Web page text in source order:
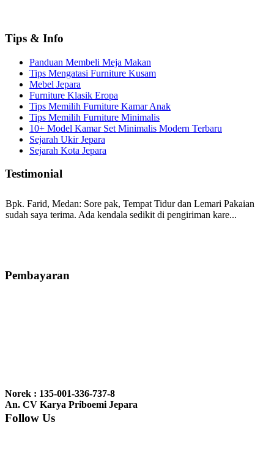
Tips & Info
Panduan Membeli Meja Makan
Tips Mengatasi Furniture Kusam
Mebel Jepara
Furniture Klasik Eropa
Tips Memilih Furniture Kamar Anak
Tips Memilih Furniture Minimalis
10+ Model Kamar Set Minimalis Modern Terbaru
Sejarah Ukir Jepara
Sejarah Kota Jepara
Testimonial
Bpk. Farid, Medan: Sore pak, Tempat Tidur dan Lemari Pakaian
sudah saya terima. Ada kendala sedikit di pengiriman kare...
bale2 dan kursi teras saya sudah saya terima dan p...
nyesel deh beli geby...
Pembayaran
Norek : 135-001-336-737-8
An. CV Karya Priboemi Jepara
Follow Us